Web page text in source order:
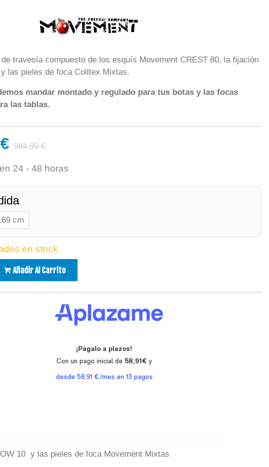
travesía compuesto de los esquís Movement CREST 80, la fijación
las pieles de foca Colltex Mixtas.
mandar montado y regulado para tus botas y las focas
las tablas.
984,90 €
24 - 48 horas
cm
en stock
Añadir Al Carrito
10 y las pieles de foca Movement Mixtas